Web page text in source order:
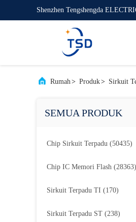
Shenzhen Tengshengda
Rumah> Produk> Sirkuit
SEMUA PRODUK
Chip Sirkuit Terpadu (50435)
Chip IC Memori Flash (28363)
Sirkuit Terpadu TI (170)
Sirkuit Terpadu ST (238)